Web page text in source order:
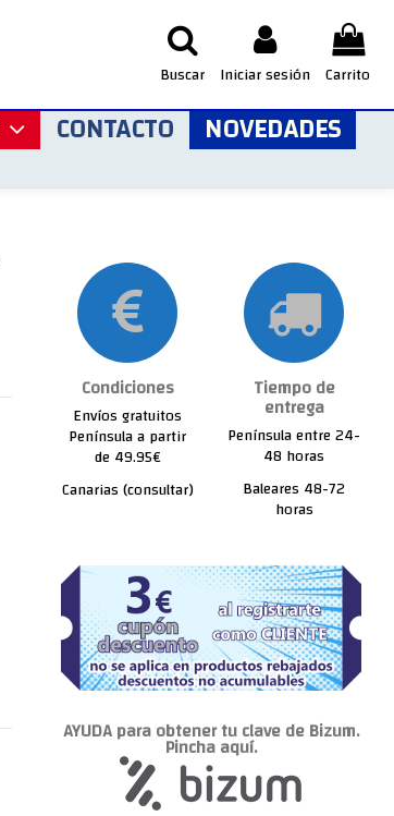
Buscar Iniciar sesión Carrito
CONTACTO NOVEDADES
Condiciones
Envíos gratuitos
Península a partir
de 49.95€
Canarias (consultar)
Tiempo de
entrega
Península entre 24-
48 horas
Baleares 48-72
horas
AYUDA para obtener tu clave de Bizum.
Pincha aquí.